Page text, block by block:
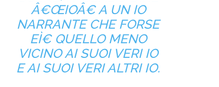
Â€ŒIOÂ€ A UN IO
NARRANTE CHE FORSE
EÌ€ QUELLO MENO
VICINO AI SUOI VERI IO
E AI SUOI VERI ALTRI IO.